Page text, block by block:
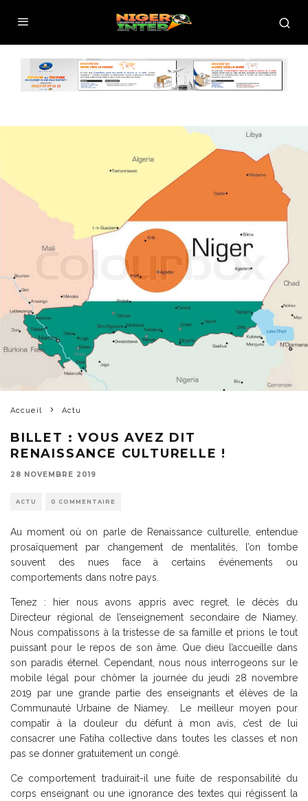
Accueil Actu
BILLET : VOUS AVEZ DIT
RENAISSANCE CULTURELLE !
28 NOVEMBRE 2019
ACTU 0 COMMENTAIRE
Au moment où on parle de Renaissance culturelle, entendue
prosaïquement par changement de mentalités, l’on tombe
souvent des nues face à certains événements ou
comportements dans notre pays.
Tenez : hier nous avons appris avec regret, le décès du
Directeur régional de l’enseignement secondaire de Niamey.
Nous compatissons à la tristesse de sa famille et prions le tout
puissant pour le repos de son âme. Que dieu l’accueille dans
son paradis éternel. Cependant, nous nous interrogeons sur le
mobile légal pour chômer la journée du jeudi 28 novembre
2019 par une grande partie des enseignants et élèves de la
Communauté Urbaine de Niamey. Le meilleur moyen pour
compatir à la douleur du défunt à mon avis, c’est de lui
consacrer une Fatiha collective dans toutes les classes et non
pas se donner gratuitement un congé.
Ce comportement traduirait-il une fuite de responsabilité du
corps enseignant ou une ignorance des textes qui régissent la